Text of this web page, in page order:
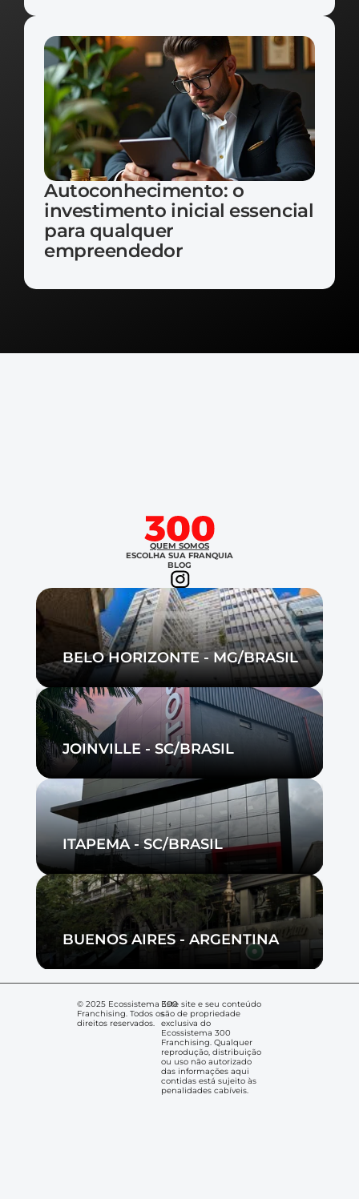
Autoconhecimento: o
investimento inicial essencial
para qualquer
empreendedor
QUEM SOMOS
ESCOLHA SUA FRANQUIA
BLOG
BELO HORIZONTE - MG/BRASIL
JOINVILLE - SC/BRASIL
ITAPEMA - SC/BRASIL
BUENOS AIRES - ARGENTINA
© 2025 Ecossistema 300
Franchising. Todos os
direitos reservados.
Este site e seu conteúdo
são de propriedade
exclusiva do
Ecossistema 300
Franchising. Qualquer
reprodução, distribuição
ou uso não autorizado
das informações aqui
contidas está sujeito às
penalidades cabíveis.